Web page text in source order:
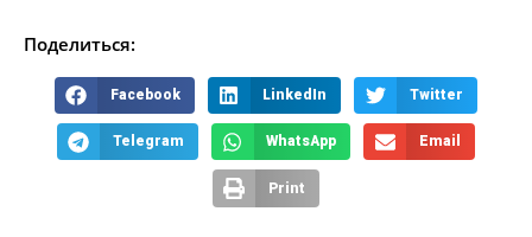
Поделиться:
Facebook LinkedIn Twitter
Telegram WhatsApp Email
Print